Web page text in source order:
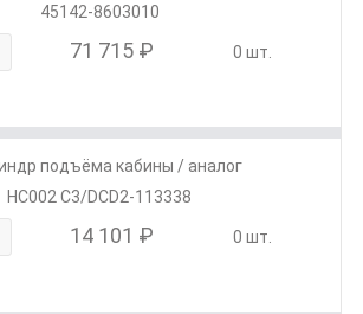
45142-8603010
71 715 ₽ 0 шт.
подъёма кабины / аналог
HC002 C3/DCD2-113338
14 101 ₽ 0 шт.